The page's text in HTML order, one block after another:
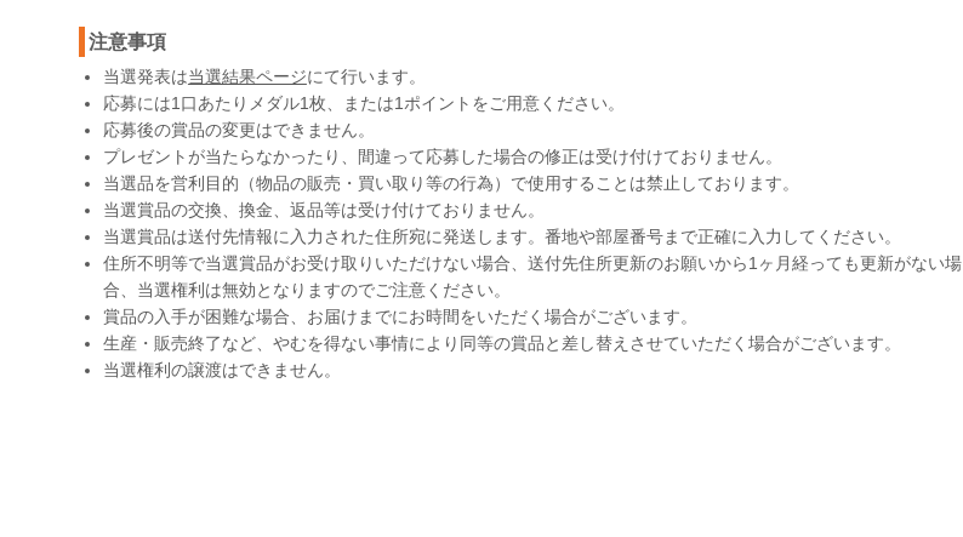
注意事項
当選発表は当選結果ページにて行います。
応募には1口あたりメダル1枚、または1ポイントをご用意ください。
応募後の賞品の変更はできません。
プレゼントが当たらなかったり、間違って応募した場合の修正は受け付けておりません。
当選品を営利目的（物品の販売・買い取り等の行為）で使用することは禁止しております。
当選賞品の交換、換金、返品等は受け付けておりません。
当選賞品は送付先情報に入力された住所宛に発送します。番地や部屋番号まで正確に入力してください。
住所不明等で当選賞品がお受け取りいただけない場合、送付先住所更新のお願いから1ヶ月経っても更新がない場
合、当選権利は無効となりますのでご注意ください。
賞品の入手が困難な場合、お届けまでにお時間をいただく場合がございます。
生産・販売終了など、やむを得ない事情により同等の賞品と差し替えさせていただく場合がございます。
当選権利の譲渡はできません。